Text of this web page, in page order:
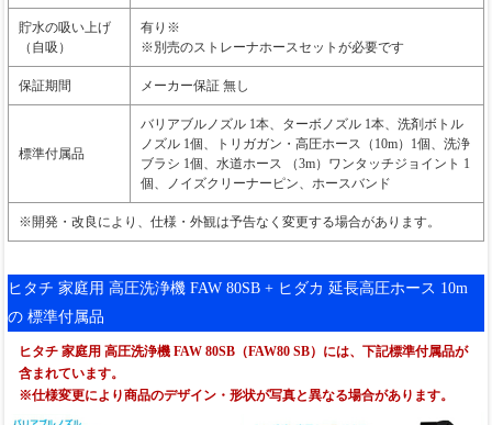
貯水の吸い上げ
（自吸）
有り※
※別売のストレーナホースセットが必要です
保証期間 メーカー保証 無し
標準付属品
バリアブルノズル 1本、ターボノズル 1本、洗剤ボトル
ノズル 1個、トリガガン・高圧ホース（10m）1個、洗浄
ブラシ 1個、水道ホース （3m）ワンタッチジョイント 1
個、ノイズクリーナーピン、ホースバンド
※開発・改良により、仕様・外観は予告なく変更する場合があります。
ヒタチ 家庭用 高圧洗浄機 FAW 80SB + ヒダカ 延長高圧ホース 10m
の 標準付属品
ヒタチ 家庭用 高圧洗浄機 FAW 80SB（FAW80 SB）には、下記標準付属品が
含まれています。
※仕様変更により商品のデザイン・形状が写真と異なる場合があります。